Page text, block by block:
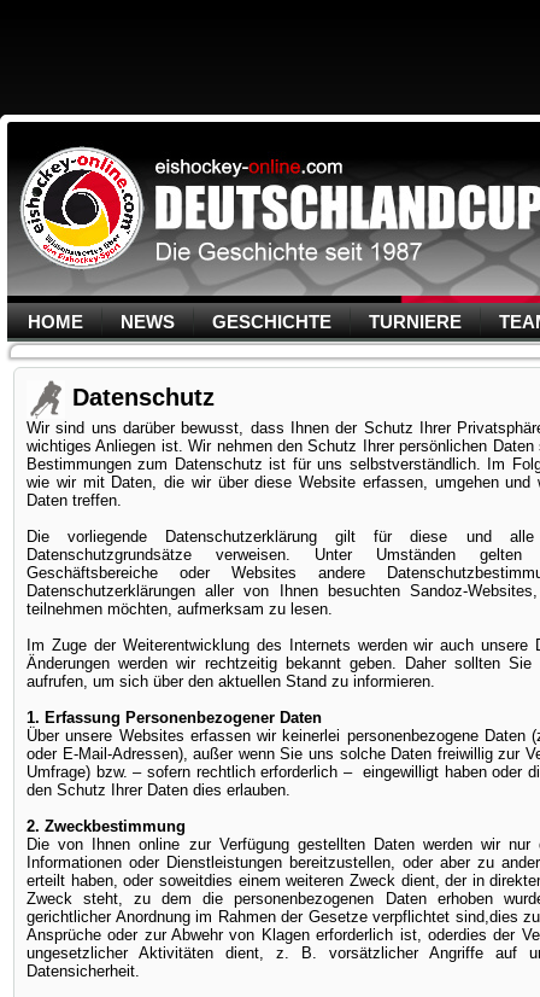
HOME NEWS GESCHICHTE TURNIERE
Datenschutz
Wir sind uns darüber bewusst, dass Ihnen der Schutz Ihrer
wichtiges Anliegen ist. Wir nehmen den Schutz Ihrer persönlichen
Bestimmungen zum Datenschutz ist für uns selbstverständlich. Im
wie wir mit Daten, die wir über diese Website erfassen, umgehen
Daten treffen.
Die vorliegende Datenschutzerklärung gilt für diese und
Datenschutzgrundsätze verweisen. Unter Umständen
Geschäftsbereiche oder Websites andere
Datenschutzerklärungen aller von Ihnen besuchten Sandoz-
teilnehmen möchten, aufmerksam zu lesen.
Im Zuge der Weiterentwicklung des Internets werden wir auch unsere
Änderungen werden wir rechtzeitig bekannt geben. Daher sollten Sie
aufrufen, um sich über den aktuellen Stand zu informieren.
1. Erfassung Personenbezogener Daten
Über unsere Websites erfassen wir keinerlei personenbezogene Daten
oder E-Mail-Adressen), außer wenn Sie uns solche Daten freiwillig zur
Umfrage) bzw. – sofern rechtlich erforderlich – eingewilligt haben oder
den Schutz Ihrer Daten dies erlauben.
2. Zweckbestimmung
Die von Ihnen online zur Verfügung gestellten Daten werden wir nur
Informationen oder Dienstleistungen bereitzustellen, oder aber zu
erteilt haben, oder soweitdies einem weiteren Zweck dient, der in
Zweck steht, zu dem die personenbezogenen Daten erhoben
gerichtlicher Anordnung im Rahmen der Gesetze verpflichtet sind,dies
Ansprüche oder zur Abwehr von Klagen erforderlich ist, oderdies der
ungesetzlicher Aktivitäten dient, z. B. vorsätzlicher Angriffe auf
Datensicherheit.